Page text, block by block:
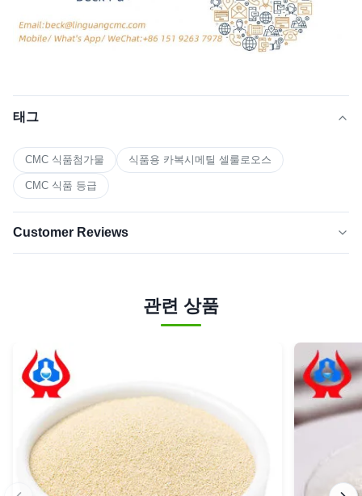
태그
CMC 식품첨가물 식품용 카복시메틸 셀룰로오스
CMC 식품 등급
Customer Reviews
100%
별 4개
0
3 별
0
별 2개
0
별 1개
0
M
Marina
CanadaFeb 24.2026
Compared with other supplier, your quality is more stable
관련 상품